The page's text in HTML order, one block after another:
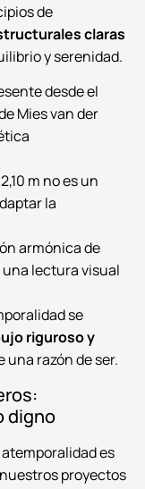
de
claras
y serenidad.
desde el
Mies van der
m no es un
la
armónica de
lectura visual
se
riguroso y
una razón de ser.
digno
es
nuestros proyectos